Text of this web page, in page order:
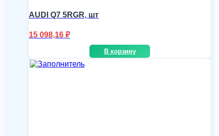
AUDI Q7 5RGR, шт
15 098,16 ₽
В корзину